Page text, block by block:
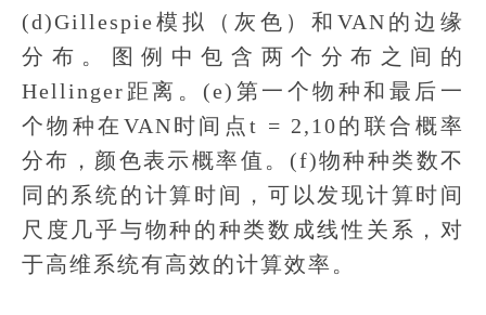
(d)Gillespie模拟（灰色）和VAN的边缘
分布。图例中包含两个分布之间的
Hellinger距离。(e)第一个物种和最后一
个物种在VAN时间点t = 2,10的联合概率
分布，颜色表示概率值。(f)物种种类数不
同的系统的计算时间，可以发现计算时间
尺度几乎与物种的种类数成线性关系，对
于高维系统有高效的计算效率。